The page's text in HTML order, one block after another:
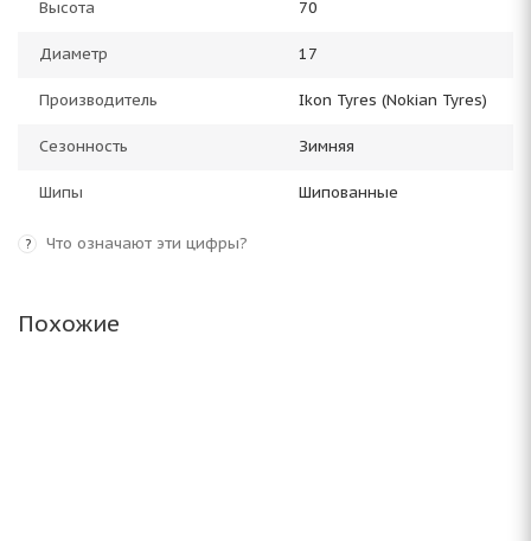
Высота 70
Диаметр 17
Производитель Ikon Tyres (Nokian Tyres)
Сезонность Зимняя
Шипы Шипованные
? Что означают эти цифры?
Похожие